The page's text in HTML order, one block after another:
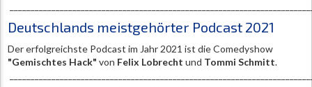
Deutschlands meistgehörter Podcast 2021
Der erfolgreichste Podcast im Jahr 2021 ist die Comedyshow
"Gemischtes Hack" von Felix Lobrecht und Tommi Schmitt.